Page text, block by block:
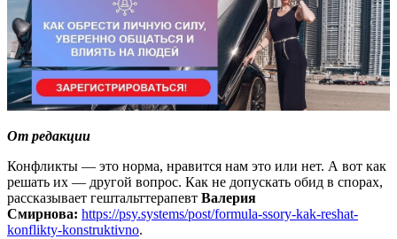
От редакции
Конфликты — это норма, нравится нам это или нет. А вот как
решать их — другой вопрос. Как не допускать обид в спорах,
рассказывает гештальттерапевт Валерия
Смирнова: https://psy.systems/post/formula-ssory-kak-reshat-
konflikty-konstruktivno.